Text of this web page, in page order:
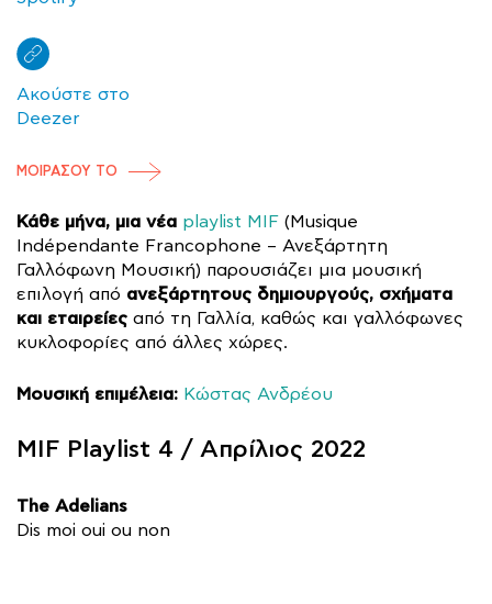
Κάθε μήνα, μια νέα playlist MIF (Musique
Indépendante Francophone – Ανεξάρτητη
Γαλλόφωνη Μουσική) παρουσιάζει μια μουσική
επιλογή από ανεξάρτητους δημιουργούς, σχήματα
και εταιρείες από τη Γαλλία, καθώς και γαλλόφωνες
κυκλοφορίες από άλλες χώρες.
Μουσική επιμέλεια: Κώστας Ανδρέου
MIF Playlist 4 / Απρίλιος 2022
The Adelians
Dis moi oui ou non
Ακούστε στο
Deezer
ΜΟΙΡΑΣΟΥ ΤΟ